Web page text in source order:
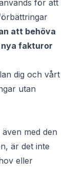
för att
att behöva
fakturor
dig och vårt
utan
med den
är det inte
eller